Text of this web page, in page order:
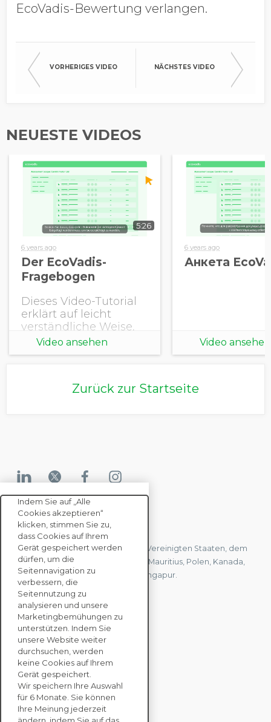
EcoVadis-Bewertung verlangen.
VORHERIGES VIDEO NÄCHSTES VIDEO
NEUESTE VIDEOS
5:26
6 years ago
Der EcoVadis-
Fragebogen
Dieses Video-Tutorial
erklärt auf leicht
verständliche Weise,
wie der Fragebogen
durchzugehen ist,
relevant sind und
Video ansehen
6 years ago
Анкета
Video ansehen
Zurück zur Startseite
KONTAKTIEREN SIE UNS
Wir haben Büros in Frankreich, den Vereinigten Staaten, dem
Vereinigten Königreich, Hongkong, Mauritius, Polen, Kanada,
Deutschland, Japan, Spanien und Singapur.
KONTAKTIEREN SIE
UNS
UNTERNEHMENS
LÖSUNGEN
NACHHALTIGKEITS
Indem Sie auf „Alle
Cookies akzeptieren“
klicken, stimmen Sie zu,
dass Cookies auf Ihrem
Gerät gespeichert werden
dürfen, um die
Seitennavigation zu
verbessern, die
Seitennutzung zu
analysieren und unsere
Marketingbemühungen zu
unterstützen. Indem Sie
unsere Website weiter
durchsuchen, werden
keine Cookies auf Ihrem
Gerät gespeichert.
Wir speichern Ihre Auswahl
für 6 Monate. Sie können
Ihre Meinung jederzeit